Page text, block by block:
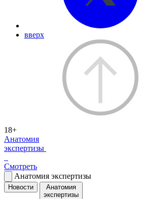
вверх
18+
Анатомия
экспертизы
Смотреть
Анатомия экспертизы
Новости
Анатомия
экспертизы